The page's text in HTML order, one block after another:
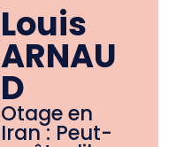
Louis
ARNAU
D
Otage en
Iran : Peut-